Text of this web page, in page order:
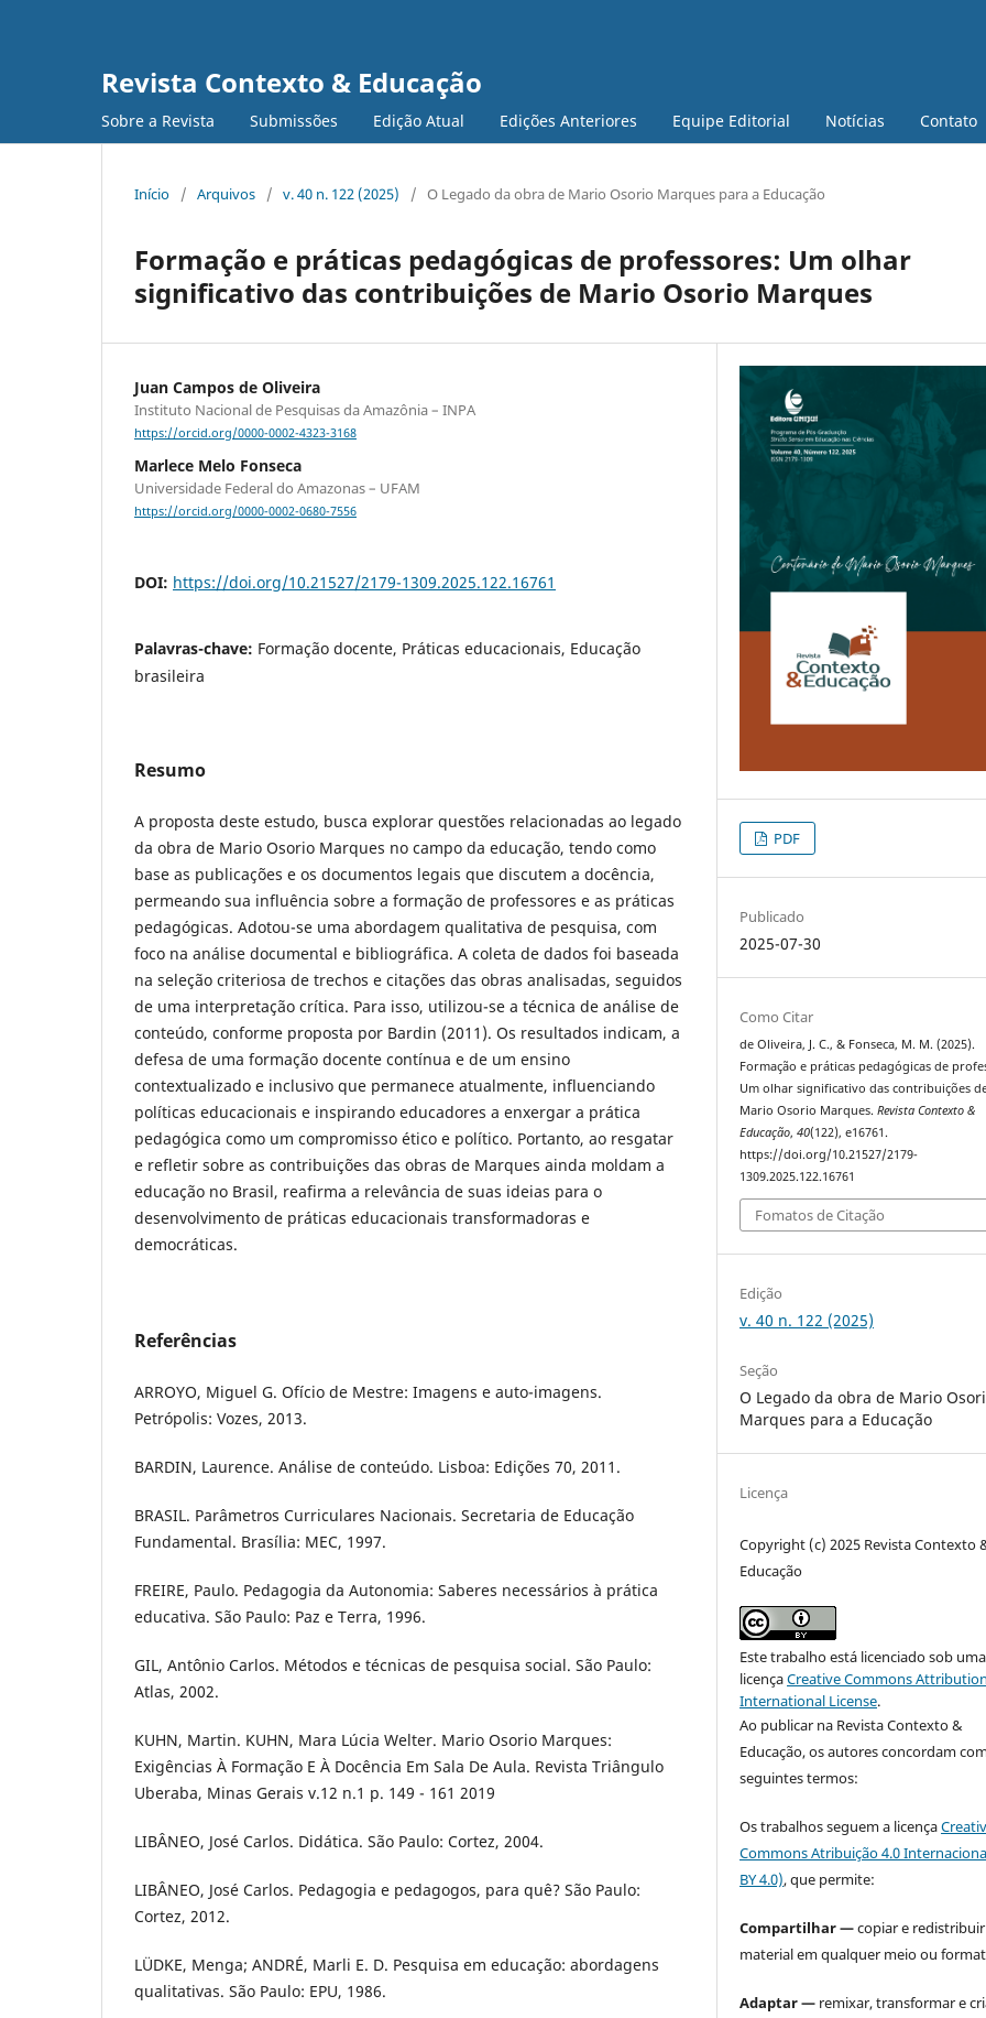
Revista Contexto & Educação
Sobre a Revista Submissões Edição Atual Edições Anteriores Equipe Editorial Notícias Contato
Início / Arquivos / v. 40 n. 122 (2025) / O Legado da obra de Mario Osorio Marques para a Educação
Formação e práticas pedagógicas de professores: Um olhar
significativo das contribuições de Mario Osorio Marques
Juan Campos de Oliveira
Instituto Nacional de Pesquisas da Amazônia – INPA
https://orcid.org/0000-0002-4323-3168
Marlece Melo Fonseca
Universidade Federal do Amazonas – UFAM
https://orcid.org/0000-0002-0680-7556
DOI: https://doi.org/10.21527/2179-1309.2025.122.16761
Palavras-chave: Formação docente, Práticas educacionais, Educação
brasileira
Resumo
A proposta deste estudo, busca explorar questões relacionadas ao legado
da obra de Mario Osorio Marques no campo da educação, tendo como
base as publicações e os documentos legais que discutem a docência,
permeando sua influência sobre a formação de professores e as práticas
pedagógicas. Adotou-se uma abordagem qualitativa de pesquisa, com
foco na análise documental e bibliográfica. A coleta de dados foi baseada
na seleção criteriosa de trechos e citações das obras analisadas, seguidos
de uma interpretação crítica. Para isso, utilizou-se a técnica de análise de
conteúdo, conforme proposta por Bardin (2011). Os resultados indicam, a
defesa de uma formação docente contínua e de um ensino
contextualizado e inclusivo que permanece atualmente, influenciando
políticas educacionais e inspirando educadores a enxergar a prática
pedagógica como um compromisso ético e político. Portanto, ao resgatar
e refletir sobre as contribuições das obras de Marques ainda moldam a
educação no Brasil, reafirma a relevância de suas ideias para o
desenvolvimento de práticas educacionais transformadoras e
democráticas.
Referências
ARROYO, Miguel G. Ofício de Mestre: Imagens e auto-imagens.
Petrópolis: Vozes, 2013.
BARDIN, Laurence. Análise de conteúdo. Lisboa: Edições 70, 2011.
BRASIL. Parâmetros Curriculares Nacionais. Secretaria de Educação
Fundamental. Brasília: MEC, 1997.
FREIRE, Paulo. Pedagogia da Autonomia: Saberes necessários à prática
educativa. São Paulo: Paz e Terra, 1996.
GIL, Antônio Carlos. Métodos e técnicas de pesquisa social. São Paulo:
Atlas, 2002.
KUHN, Martin. KUHN, Mara Lúcia Welter. Mario Osorio Marques:
Exigências À Formação E À Docência Em Sala De Aula. Revista Triângulo
Uberaba, Minas Gerais v.12 n.1 p. 149 - 161 2019
LIBÂNEO, José Carlos. Didática. São Paulo: Cortez, 2004.
LIBÂNEO, José Carlos. Pedagogia e pedagogos, para quê? São Paulo:
Cortez, 2012.
LÜDKE, Menga; ANDRÉ, Marli E. D. Pesquisa em educação: abordagens
qualitativas. São Paulo: EPU, 1986.
PDF
Publicado
2025-07-30
Como Citar
de Oliveira, J. C., & Fonseca, M. M. (2025).
Formação e práticas pedagógicas de
Um olhar significativo das contribuições
Mario Osorio Marques.Revista Contexto &
Educação,40(122), e16761.
https://doi.org/10.21527/2179-
1309.2025.122.16761
Fomatos de Citação
Edição
v. 40 n. 122 (2025)
Seção
O Legado da obra de Mario
Marques para a Educação
Licença
Copyright (c) 2025 Revista Contexto
Educação
Este trabalho está licenciado sob uma
licençaCreative Commons
International License.
Ao publicar na Revista Contexto &
Educação, os autores concordam
seguintes termos:
Os trabalhos seguem a licença
Commons Atribuição 4.0
BY 4.0), que permite:
Compartilhar —copiar e
material em qualquer meio ou
Adaptar — remixar, transformar e